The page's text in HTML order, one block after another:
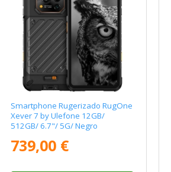
Smartphone Rugerizado RugOne
Xever 7 by Ulefone 12GB/
512GB/ 6.7"/ 5G/ Negro
739,00 €